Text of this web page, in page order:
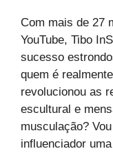
Com mais de 27
YouTube, Tibo
sucesso
quem é
revolucionou as
escultural e
musculação?
influenciador